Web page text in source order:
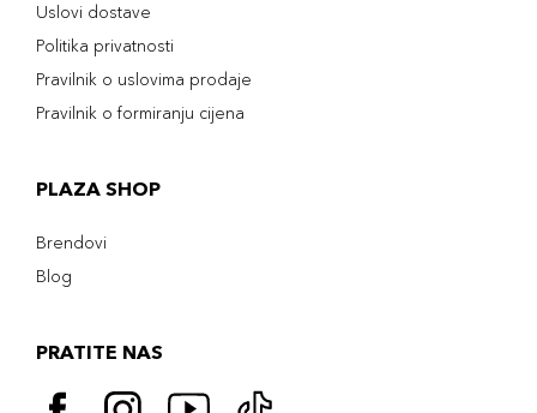
Uslovi dostave
Politika privatnosti
Pravilnik o uslovima prodaje
Pravilnik o formiranju cijena
PLAZA SHOP
Brendovi
Blog
PRATITE NAS